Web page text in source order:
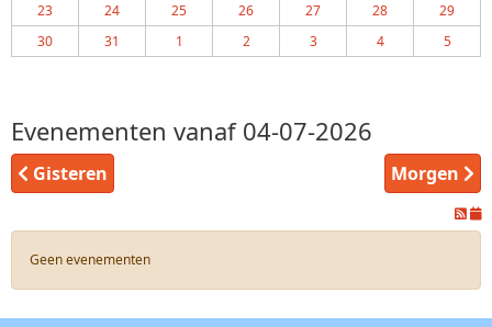
23
24 25 26 27 28
29
30
31 1 2 3 4 5
Evenementen vanaf 04-07-2026
Gisteren Morgen
Geen evenementen